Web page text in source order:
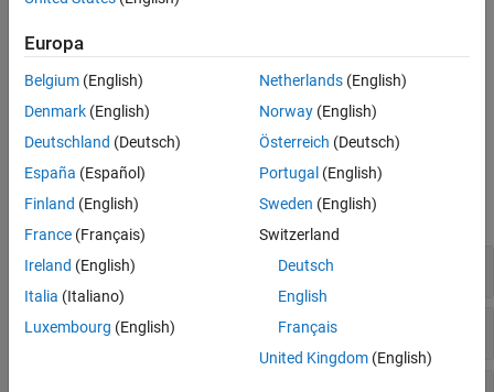
See Also
Hard-coded object size used to manipulate memory
Hard-coded sensitive data
Examples
expand all
Hard-coded buffer size
Hard-coded loop boundary
Europa
Belgium (English)
Denmark (English)
Deutschland (Deutsch)
España (Español)
Finland (English)
France (Français)
Ireland (English)
Italia (Italiano)
Luxembourg (English)
Netherlands(English)
Norway(English)
Österreich (Deutsch)
Portugal (English)
Sweden (English)
Switzerland
Deutsch
English
Français
United Kingdom(English)